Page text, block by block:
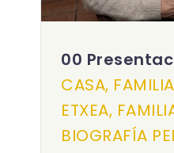
00
CASA,
ETXEA,
BIOGRAFÍA